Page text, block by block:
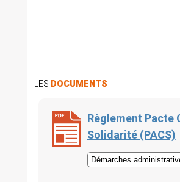
LES DOCUMENTS
Règlement Pacte
Solidarité (PACS)
Démarches